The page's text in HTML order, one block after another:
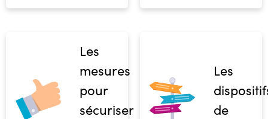
Les
mesures
pour
sécuriser
Les
de